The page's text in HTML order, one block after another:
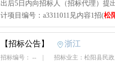
出后5日内向招标人（招标代理）提
计项目编号：a3311011见内容1招(松
【招标公告】 浙江
招标编号： -- 招标业主：松阳县民